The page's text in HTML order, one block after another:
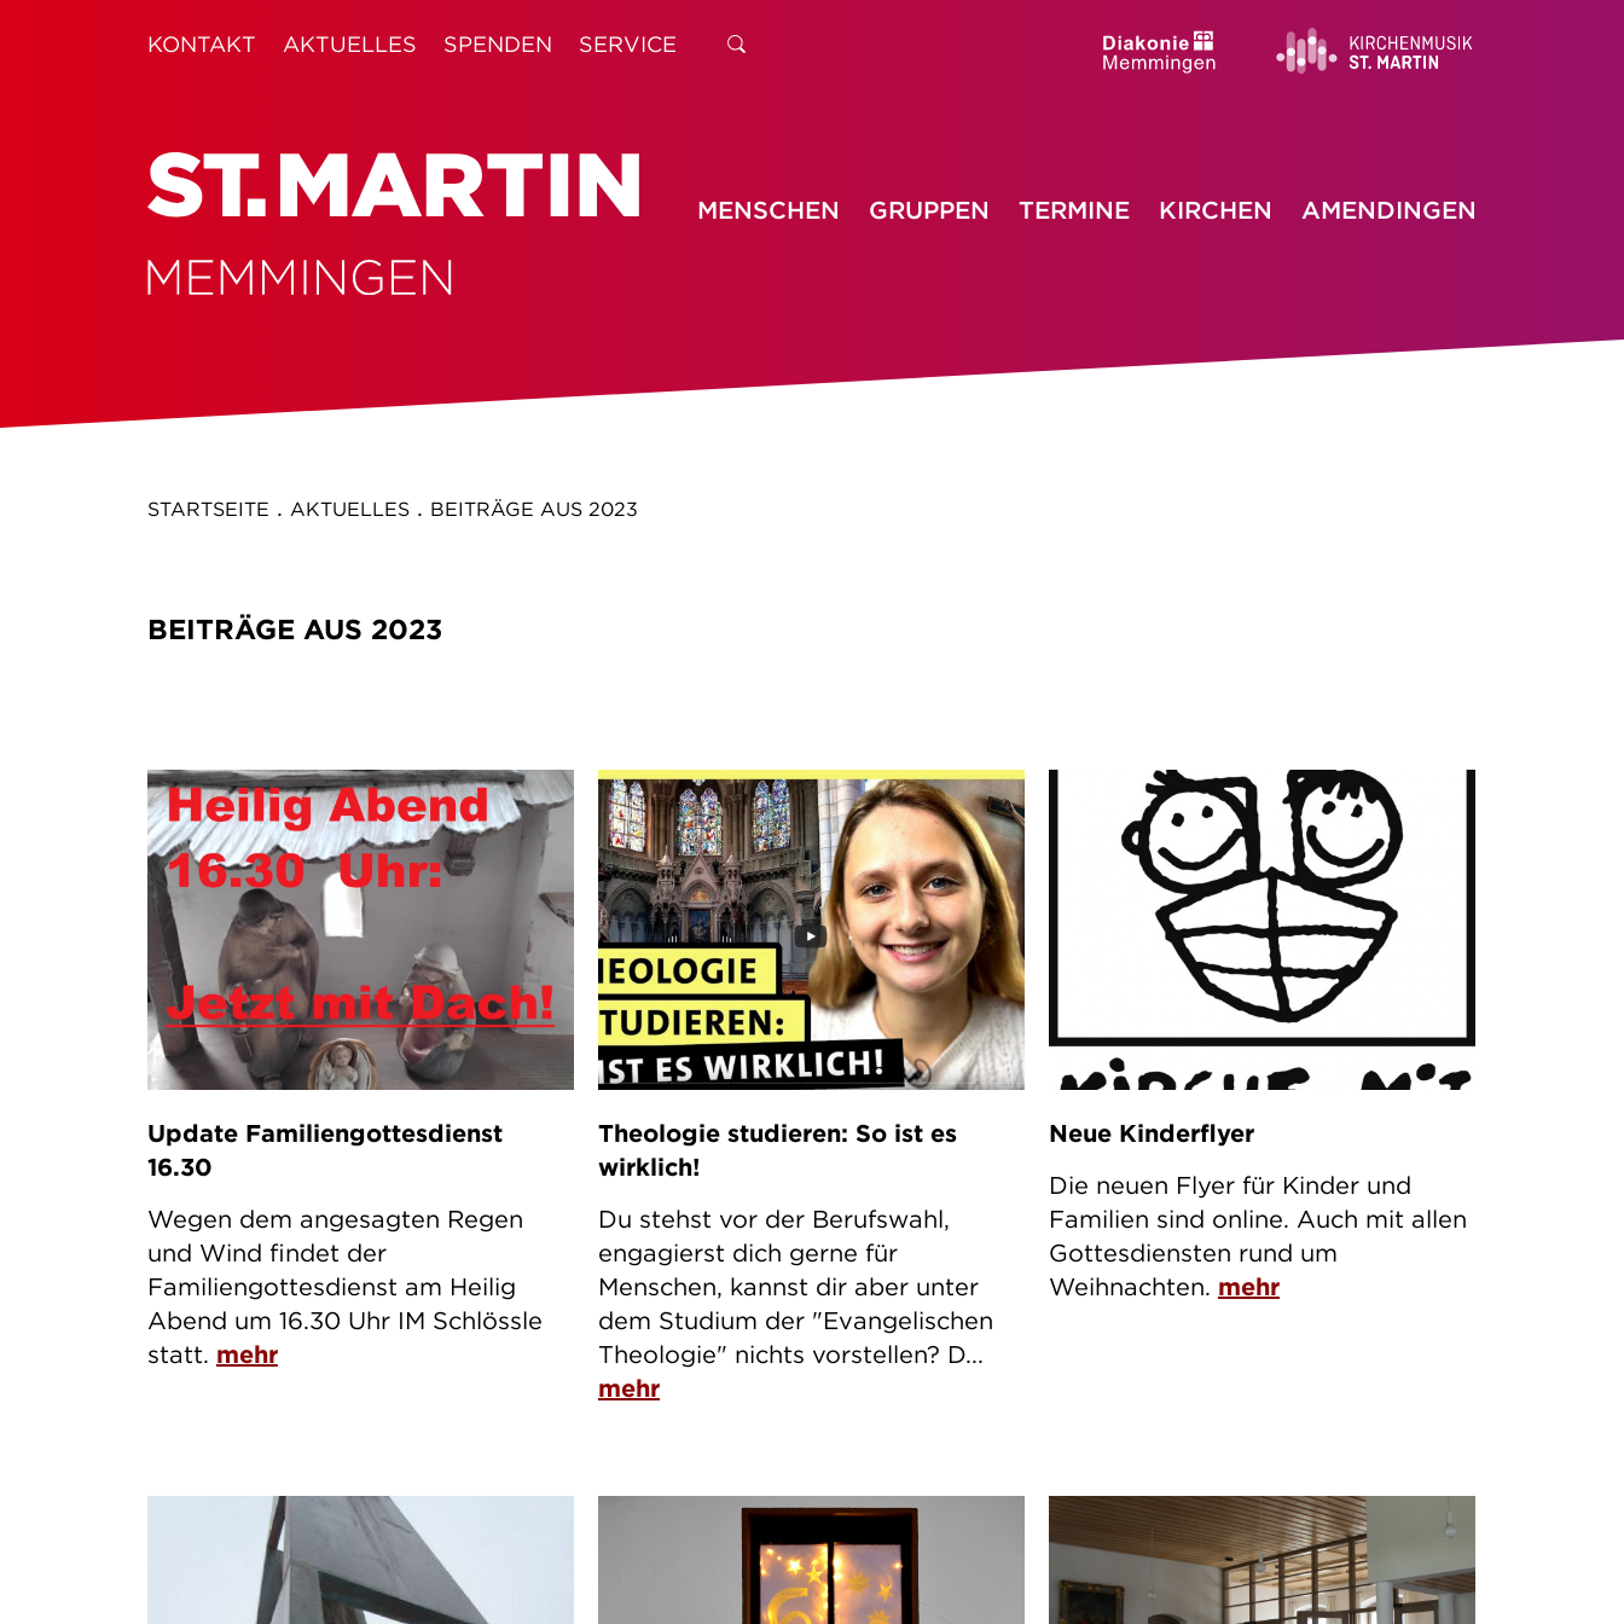
KONTAKT AKTUELLES SPENDEN SERVICE
MENSCHEN GRUPPEN TERMINE KIRCHEN AMENDINGEN
STARTSEITE . AKTUELLES. BEITRÄGE AUS 2023
BEITRÄGE AUS 2023
Update Familiengottesdienst
16.30
Wegen dem angesagten Regen
und Wind findet der
Familiengottesdienst am Heilig
Abend um 16.30 Uhr IM Schlössle
statt. mehr
Theologie studieren: So ist es
wirklich!
Du stehst vor der Berufswahl,
engagierst dich gerne für
Menschen, kannst dir aber unter
dem Studium der "Evangelischen
Theologie" nichts vorstellen? D...
mehr
Neue Kinderflyer
Die neuen Flyer für Kinder und
Familien sind online. Auch mit allen
Gottesdiensten rund um
Weihnachten. mehr